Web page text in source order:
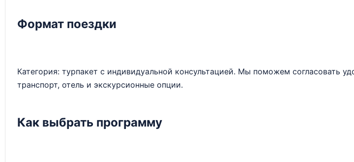
Формат поездки
Категория: турпакет с индивидуальной консультацией. Мы поможем согласовать
транспорт, отель и экскурсионные опции.
Как выбрать программу